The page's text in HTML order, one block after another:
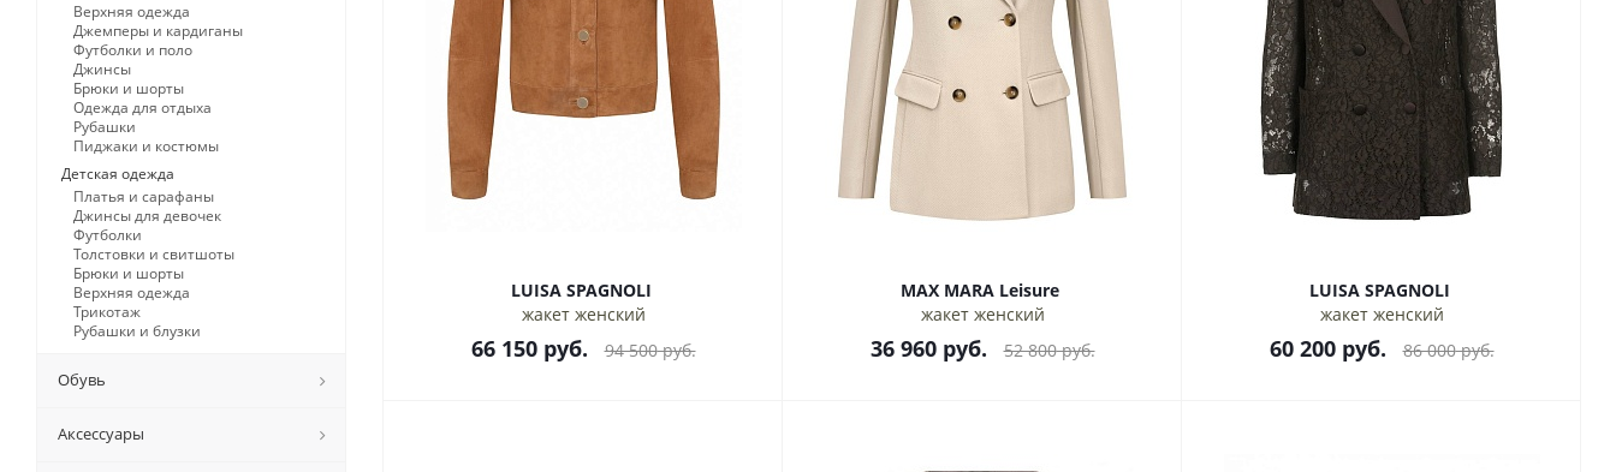
LUISA SPAGNOLI
жакет женский
66 150руб. 94 500руб.
MAX MARA Leisure
жакет женский
36 960руб. 52 800руб.
LUISA SPAGNOLI
жакет женский
60 200руб. 86 000руб.
Верхняя одежда
Джемперы и кардиганы
Футболки и поло
Джинсы
Брюки и шорты
Одежда для отдыха
Рубашки
Пиджаки и костюмы
Детская одежда
Платья и сарафаны
Джинсы для девочек
Футболки
Толстовки и свитшоты
Брюки и шорты
Верхняя одежда
Трикотаж
Рубашки и блузки
Обувь
Аксессуары